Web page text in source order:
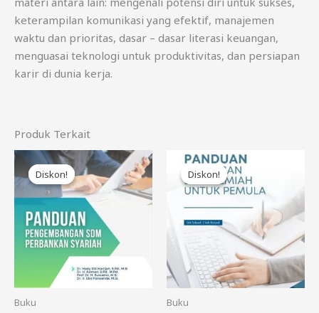
keterampilan komunikasi yang efektif, manajemen
waktu dan prioritas, dasar – dasar literasi keuangan,
menguasai teknologi untuk produktivitas, dan persiapan
karir di dunia kerja.
Produk Terkait
Diskon!
Diskon!
Buku
Harga
aslinya
adalah:
Rp85.000.
Harga
saat
ini
adalah:
Rp75.000.
Diskon!
Diskon!
Buku
Harga
aslinya
adalah:
Rp85.000.adalah:
Rp75.000.